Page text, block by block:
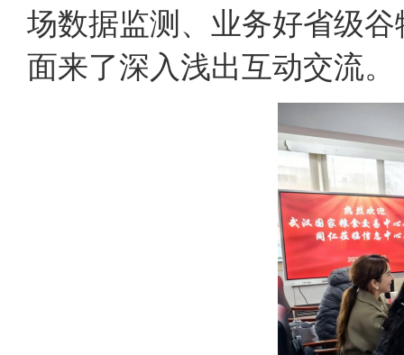
场数据监测、业务好省级
面来了深入浅出互动交流。